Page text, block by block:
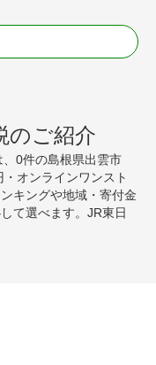
のご紹介
0件の島根県出雲市
オンラインワンスト
キングや地域・寄付金
て選べます。JR東日